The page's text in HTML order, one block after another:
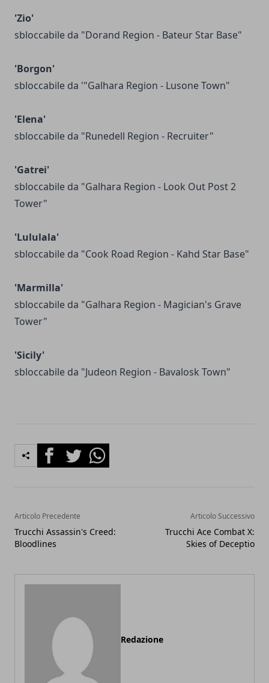
'Zio'
sbloccabile da "Dorand Region - Bateur Star Base"
'Borgon'
sbloccabile da '"Galhara Region - Lusone Town"
'Elena'
sbloccabile da "Runedell Region - Recruiter"
'Gatrei'
sbloccabile da "Galhara Region - Look Out Post 2
Tower"
'Lululala'
sbloccabile da "Cook Road Region - Kahd Star Base"
'Marmilla'
sbloccabile da "Galhara Region - Magician's Grave
Tower"
'Sicily'
sbloccabile da "Judeon Region - Bavalosk Town"
FacebookTwitterWhatsapp
Articolo Precedente
Trucchi Assassin's Creed:
Bloodlines
Articolo Successivo
Trucchi Ace Combat X:
Skies of Deceptio
Redazione